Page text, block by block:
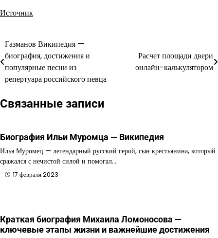
Источник
Навигация
по
записям
Газманов Википедия —
биография, достижения и
популярные песни из
репертуара российского певца
Расчет площади двери
онлайн-калькулятором
Связанные записи
Биография Ильи Муромца — Википедия
Илья Муромец — легендарный русский герой, сын крестьянина, который
сражался с нечистой силой и помогал…
17 февраля 2023
Краткая биография Михаила Ломоносова —
ключевые этапы жизни и важнейшие достижения